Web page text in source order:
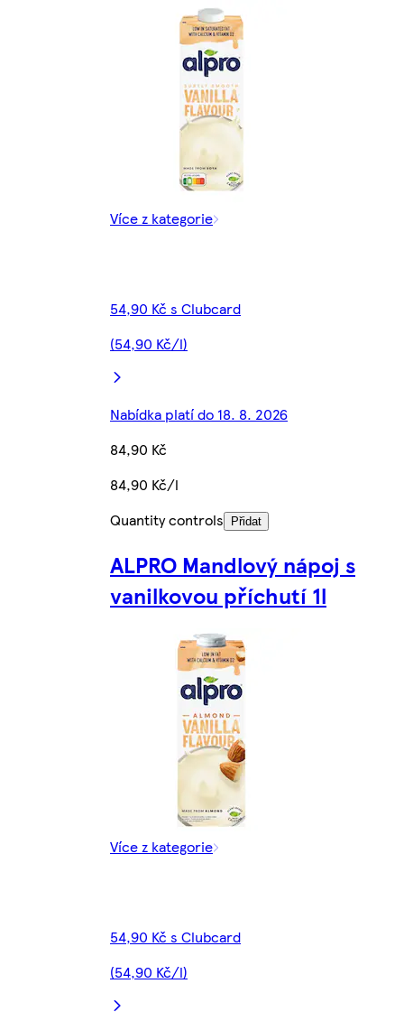
Více z kategorie
54,90 Kč s Clubcard
(54,90 Kč/l)
Nabídka platí do 18. 8. 2026
84,90 Kč
84,90 Kč/l
Quantity controls
Přidat
ALPRO Mandlový nápoj s
vanilkovou příchutí 1l
Více z kategorie
54,90 Kč s Clubcard
(54,90 Kč/l)